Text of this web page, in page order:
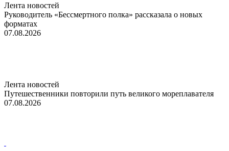
Лента новостей
Руководитель «Бессмертного полка» рассказала о новых
форматах
07.08.2026
Лента новостей
Путешественники повторили путь великого мореплавателя
07.08.2026